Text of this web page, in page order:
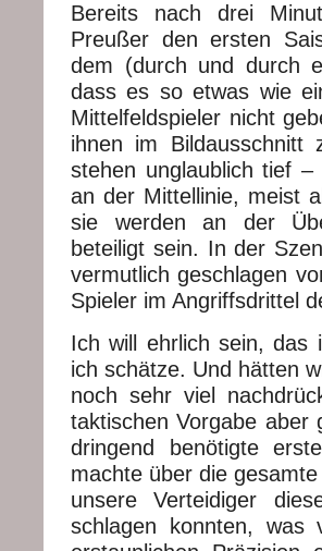
Bereits nach drei
Preußer den ersten
dem (durch und durch
dass es so etwas wie
Mittelfeldspieler nicht
ihnen im Bildausschnitt
stehen unglaublich tief
an der Mittellinie, meist
sie werden an der
beteiligt sein. In der
vermutlich geschlagen
Spieler im Angriffsdrittel
Ich will ehrlich sein, das
ich schätze. Und hätten
noch sehr viel
taktischen Vorgabe
dringend benötigte
machte über die
unsere Verteidiger
schlagen konnten,